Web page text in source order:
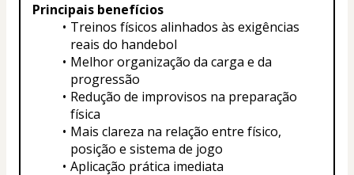
Principais benefícios
Treinos físicos alinhados às exigências
reais do handebol
Melhor organização da carga e da
progressão
Redução de improvisos na preparação
física
Mais clareza na relação entre físico,
posição e sistema de jogo
Aplicação prática imediata